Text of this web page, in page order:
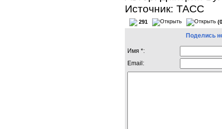
Источник: ТАСС
291
Поделись
Имя *:
Email: